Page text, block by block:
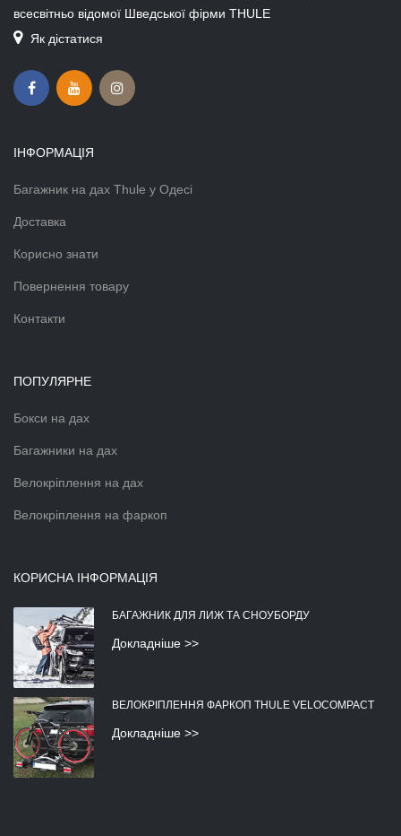
всесвітньо відомої Шведської фірми THULE
Як дістатися
ІНФОРМАЦІЯ
Багажник на дах Thule у Одесі
Доставка
Корисно знати
Повернення товару
Контакти
ПОПУЛЯРНЕ
Бокси на дах
Багажники на дах
Велокріплення на дах
Велокріплення на фаркоп
КОРИСНА ІНФОРМАЦІЯ
БАГАЖНИК ДЛЯ ЛИЖ ТА СНОУБОРДУ
Докладніше >>
ВЕЛОКРІПЛЕННЯ ФАРКОП THULE VELOCOMPACT
Докладніше >>